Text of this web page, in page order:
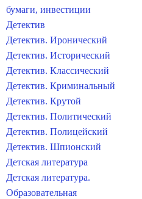
бумаги, инвестиции
Детектив
Детектив. Иронический
Детектив. Исторический
Детектив. Классический
Детектив. Криминальный
Детектив. Крутой
Детектив. Политический
Детектив. Полицейский
Детектив. Шпионский
Детская литература
Детская литература.
Образовательная